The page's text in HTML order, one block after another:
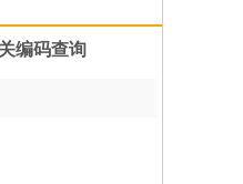
编码查询